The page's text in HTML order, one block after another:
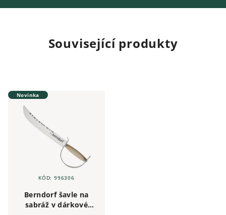
Související produkty
Novinka
Berndorf šavle na
sabráž v dárkové
KÓD:996306